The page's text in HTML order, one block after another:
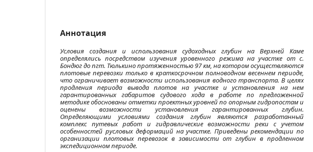
Аннотация
Условия создания и использования судоходных глубин на Верхней Каме
определялись посредством изучения уровенного режима на участке от с.
Бондюг до пгт. Тюлькино протяженностью 97 км, на котором осуществляются
плотовые перевозки только в краткосрочном полноводном весеннем периоде,
что ограничивает возможности использования водного транспорта. В целях
продления периода вывода плотов на участке и установления на нем
гарантированных габаритов судового хода в работе по предложенной
методике обоснованы отметки проектных уровней по опорным гидропостам и
оценены возможности установления гарантированных глубин.
Определяющими условиями создания глубин являются разработанный
комплекс путевых работ и гидравлические возможности реки с учетом
особенностей русловых деформаций на участке. Приведены рекомендации по
организации плотовых перевозок в зависимости от глубин в продленном
экспедиционном периоде.